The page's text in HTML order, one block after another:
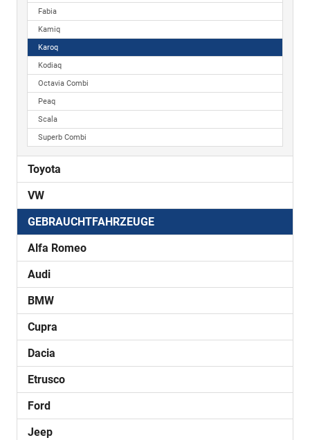
Fabia
Kamiq
Karoq
Kodiaq
Octavia Combi
Peaq
Scala
Superb Combi
Toyota
VW
GEBRAUCHTFAHRZEUGE
Alfa Romeo
Audi
BMW
Cupra
Dacia
Etrusco
Ford
Jeep